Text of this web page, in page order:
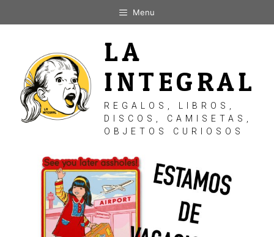
al
Menu
LA
INTEGRAL
REGALOS, LIBROS,
DISCOS, CAMISETAS,
OBJETOS CURIOSOS